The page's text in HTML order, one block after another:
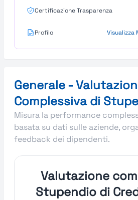
Certificazione Trasparenza
Profilo Visualizza
Generale -
Complessiva di
Misura la performance
basata su dati sulle aziende,
feedback dei dipendenti.
Valutazione
Stupendio di